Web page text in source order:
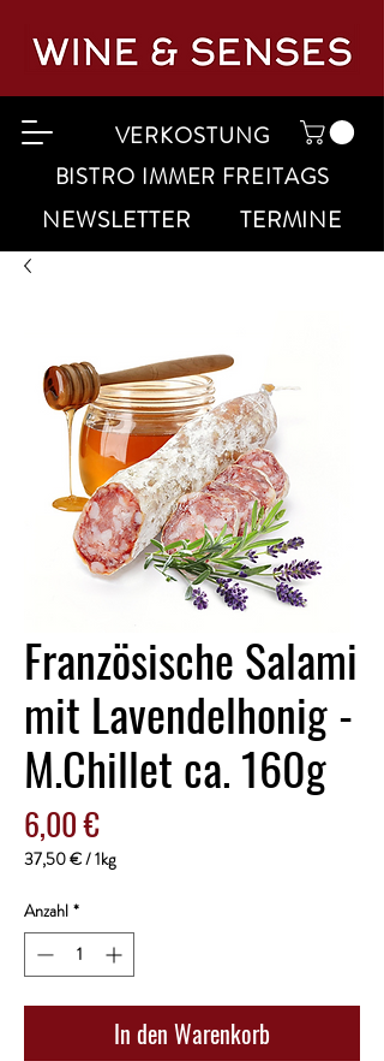
VERKOSTUNG
BISTRO IMMER FREITAGS
NEWSLETTER TERMINE
Französische Salami
mit Lavendelhonig -
M.Chillet ca. 160g
6,00 €Preis
37,50 €/1kg
pro
1
Kilogramm
Anzahl *
In den Warenkorb